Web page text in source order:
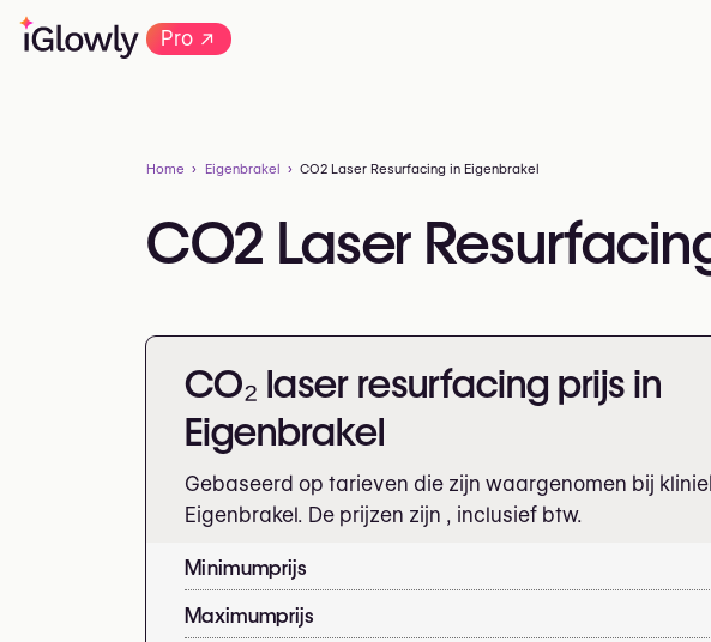
Pro→
Home Eigenbrakel CO2 Laser Resurfacing in Eigenbrakel
CO2 Laser
CO₂ laser resurfacing prijs in
Eigenbrakel
Gebaseerd op tarieven die zijn waargenomen bij
Eigenbrakel. De prijzen zijn , inclusief btw.
Minimumprijs
Maximumprijs